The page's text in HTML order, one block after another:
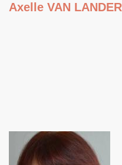
Axelle VAN